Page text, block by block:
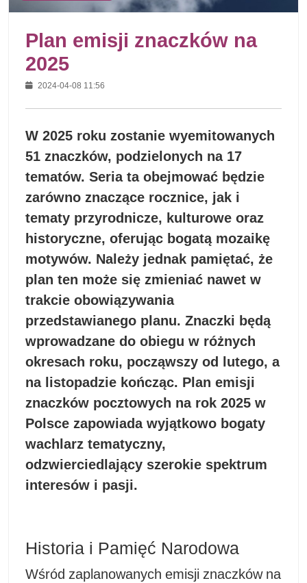
Plan emisji znaczków na
2025
2024-04-08 11:56
W 2025 roku zostanie wyemitowanych
51 znaczków, podzielonych na 17
tematów. Seria ta obejmować będzie
zarówno znaczące rocznice, jak i
tematy przyrodnicze, kulturowe oraz
historyczne, oferując bogatą mozaikę
motywów. Należy jednak pamiętać, że
plan ten może się zmieniać nawet w
trakcie obowiązywania
przedstawianego planu. Znaczki będą
wprowadzane do obiegu w różnych
okresach roku, począwszy od lutego, a
na listopadzie kończąc. Plan emisji
znaczków pocztowych na rok 2025 w
Polsce zapowiada wyjątkowo bogaty
wachlarz tematyczny,
odzwierciedlający szerokie spektrum
interesów i pasji.
Historia i Pamięć Narodowa
Wśród zaplanowanych emisji znaczków na